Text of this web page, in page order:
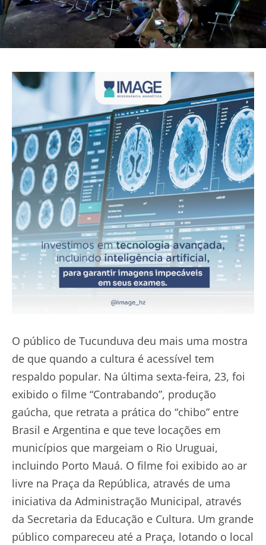
O público de Tucunduva deu mais uma mostra
de que quando a cultura é acessível tem
respaldo popular. Na última sexta-feira, 23, foi
exibido o filme “Contrabando”, produção
gaúcha, que retrata a prática do “chibo” entre
Brasil e Argentina e que teve locações em
municípios que margeiam o Rio Uruguai,
incluindo Porto Mauá. O filme foi exibido ao ar
livre na Praça da República, através de uma
iniciativa da Administração Municipal, através
da Secretaria da Educação e Cultura. Um grande
público compareceu até a Praça, lotando o local